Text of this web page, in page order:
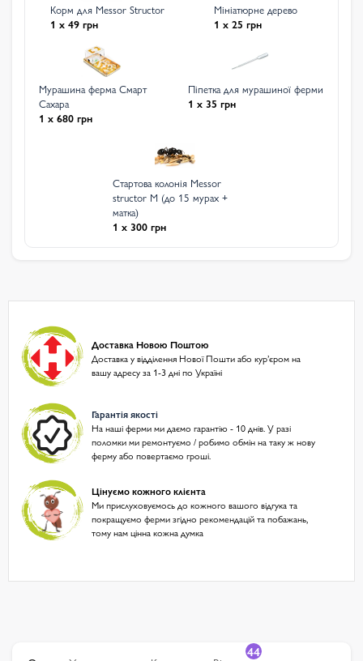
Корм для Messor Structor
1 x 49 грн
Мініатюрне дерево
1 x 25 грн
Мурашина ферма Смарт
Сахара
1 x 680 грн
Піпетка для мурашиної ферми
1 x 35 грн
Стартова колонія Messor
structor M (до 15 мурах +
матка)
1 x 300 грн
Доставка Новою Поштою
Доставка у відділення Нової Пошти або курʼєром на
вашу адресу за 1-3 дні по Україні
Гарантія якості
На наші ферми ми даємо гарантію - 10 днів. У разі
поломки ми ремонтуємо / робимо обмін на таку ж нову
ферму або повертаємо гроші.
Цінуємо кожного клієнта
Ми прислуховуємось до кожного вашого відгука та
покращуємо ферми згідно рекомендацій та побажань,
тому нам цінна кожна думка
44